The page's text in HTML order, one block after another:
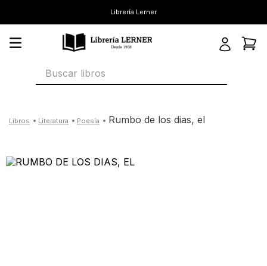
Librería Lerner
Buscar libros
literatura poesía rumbo de los dias, el